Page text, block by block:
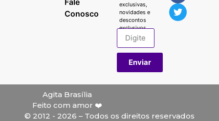
Fale
Conosco
exclusivas,
novidades e
descontos
exclusivos.
Enviar
Agita Brasília
Feito com amor ❤️
© 2012 - 2026 – Todos os direitos reservados